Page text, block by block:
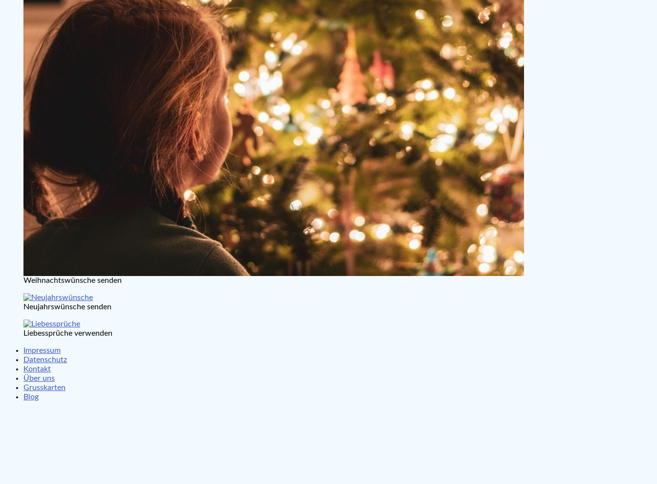
Weihnachtswünsche senden
Neujahrswünsche senden
Liebessprüche verwenden
Impressum
Datenschutz
Kontakt
Über uns
Grusskarten
Blog